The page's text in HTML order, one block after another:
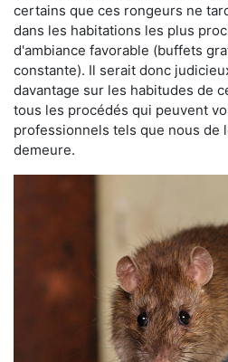
certains que ces rongeurs ne
dans les habitations les plus
d'ambiance favorable (buffets
constante). Il serait donc
davantage sur les habitudes de
tous les procédés qui peuvent
professionnels tels que nous de
demeure.